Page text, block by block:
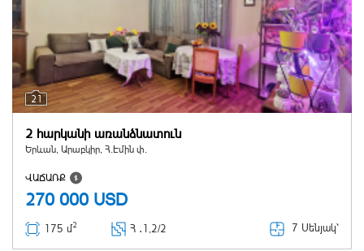
21
2 հարկանի առանձնատուն
Երևան, Արաբկիր, Հ.Էմին փ.
ՎԱՃԱՌՔ
270 000 USD
175 մ2 Հ ․ 1,2/2 7 Սենյակ՝